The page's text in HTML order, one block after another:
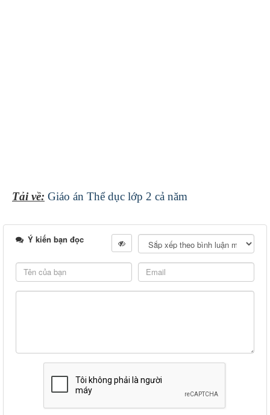
Tải về: Giáo án Thể dục lớp 2 cả năm
Ý kiến bạn đọc